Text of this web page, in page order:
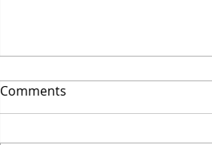
🔴Cuidado: este error hace
Comments